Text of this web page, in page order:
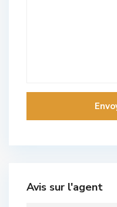
Avis sur l'agent